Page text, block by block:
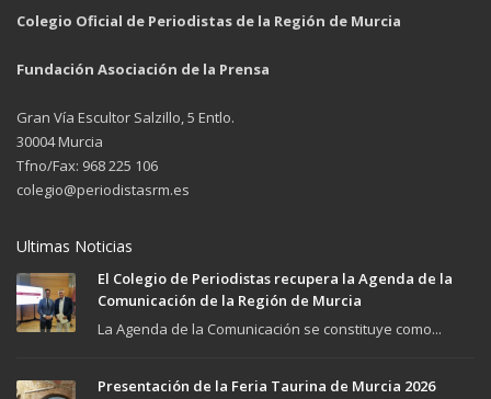
Colegio Oficial de Periodistas de la Región de Murcia
Fundación Asociación de la Prensa
Gran Vía Escultor Salzillo, 5 Entlo.
30004 Murcia
Tfno/Fax: 968 225 106
colegio@periodistasrm.es
Ultimas Noticias
El Colegio de Periodistas recupera la Agenda de la
Comunicación de la Región de Murcia
La Agenda de la Comunicación se constituye como...
Presentación de la Feria Taurina de Murcia 2026